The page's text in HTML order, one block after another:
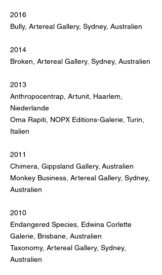
2016
Bully, Artereal Gallery, Sydney, Australien
2014
Broken, Artereal Gallery, Sydney, Australien
2013
Anthropocentrap, Artunit, Haarlem,
Niederlande
Oma Rapiti, NOPX Editions-Galerie, Turin,
Italien
2011
Chimera, Gippsland Gallery, Australien
Monkey Business, Artereal Gallery, Sydney,
Australien
2010
Endangered Species, Edwina Corlette
Galerie, Brisbane, Australien
Taxonomy, Artereal Gallery, Sydney,
Australien